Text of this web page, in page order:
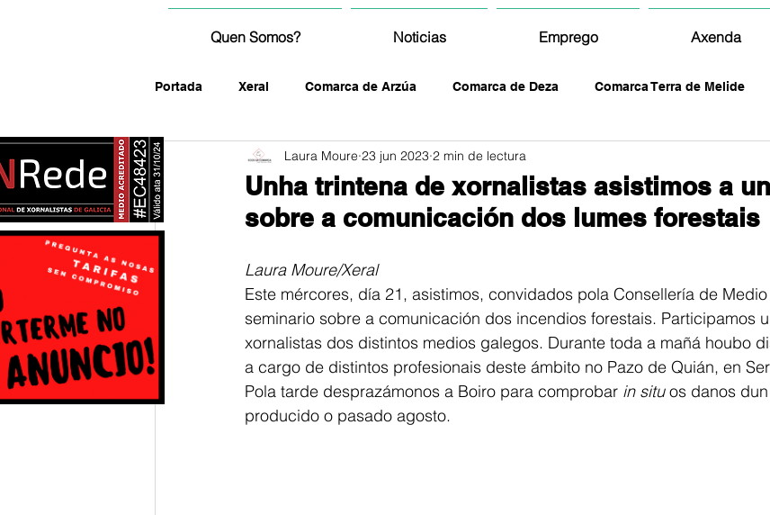
Quen Somos? Noticias Emprego Axenda
Portada Xeral Comarca de Arzúa Comarca de Deza Comarca Terra de Melide
fotografía
Unha trintena de xornalistas asistimos a
sobre a comunicación dos lumes forestais
Laura Moure 23 jun 2023 2 min de lectura
Laura Moure/Xeral
Este mércores, día 21, asistimos, convidados pola Consellería de
seminario sobre a comunicación dos incendios forestais. Participamos
xornalistas dos distintos medios galegos. Durante toda a mañá houbo
a cargo de distintos profesionais deste ámbito no Pazo de Quián, en
Pola tarde desprazámonos a Boiro para comprobar in situ os danos
producido o pasado agosto.